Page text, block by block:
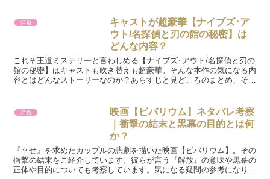
洋画
キャストが超豪華【ナイブズ･ア
ウト/名探偵と刃の館の秘密】は
どんな内容？
これぞ王道ミステリーと言わしめる【ナイブズ･アウト/名探偵と刃の
館の秘密】はキャストも吹き替えも超豪華。そんな本作の気になる内
容とはどんなストーリーなのか？あらすじと見どころのまとめ、そし
洋画
映画【ビバリウム】ネタバレ考察
｜衝撃の結末と黒幕の目的とは何
か？
『幸せ』を求めたカップルの悲劇を描いた映画【ビバリウム】。その
衝撃の結末をご紹介しています。彼らが言う『解放』の意味や黒幕の
正体や目的についても考察しています。気になる疑問の参考になりま